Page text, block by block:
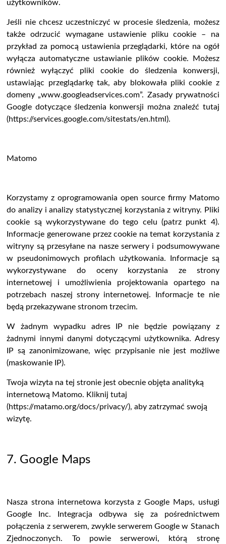
użytkowników.
Jeśli nie chcesz uczestniczyć w procesie śledzenia, możesz
także odrzucić wymagane ustawienie pliku cookie – na
przykład za pomocą ustawienia przeglądarki, które na ogół
wyłącza automatyczne ustawianie plików cookie. Możesz
również wyłączyć pliki cookie do śledzenia konwersji,
ustawiając przeglądarkę tak, aby blokowała pliki cookie z
domeny „www.googleadservices.com”. Zasady prywatności
Google dotyczące śledzenia konwersji można znaleźć tutaj
(https://services.google.com/sitestats/en.html).
Matomo
Korzystamy z oprogramowania open source firmy Matomo
do analizy i analizy statystycznej korzystania z witryny. Pliki
cookie są wykorzystywane do tego celu (patrz punkt 4).
Informacje generowane przez cookie na temat korzystania z
witryny są przesyłane na nasze serwery i podsumowywane
w pseudonimowych profilach użytkowania. Informacje są
wykorzystywane do oceny korzystania ze strony
internetowej i umożliwienia projektowania opartego na
potrzebach naszej strony internetowej. Informacje te nie
będą przekazywane stronom trzecim.
W żadnym wypadku adres IP nie będzie powiązany z
żadnymi innymi danymi dotyczącymi użytkownika. Adresy
IP są zanonimizowane, więc przypisanie nie jest możliwe
(maskowanie IP).
Twoja wizyta na tej stronie jest obecnie objęta analityką
internetową Matomo. Kliknij tutaj
(https://matamo.org/docs/privacy/), aby zatrzymać swoją
wizytę.
7. Google Maps
Nasza strona internetowa korzysta z Google Maps, usługi
Google Inc. Integracja odbywa się za pośrednictwem
połączenia z serwerem, zwykle serwerem Google w Stanach
Zjednoczonych. To powie serwerowi, którą stronę